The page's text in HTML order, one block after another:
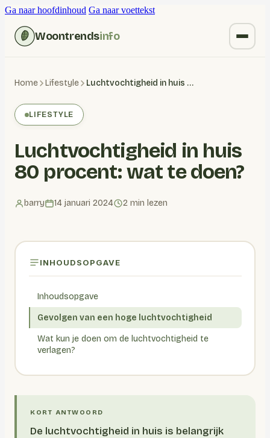
Ga naar hoofdinhoud Ga naar voettekst
Woontrendsinfo
Kruiden vervangen
Wonen
Blogs
Home Lifestyle Luchtvochtigheid in huis 80 procent: wat te doen?
LIFESTYLE
Luchtvochtigheid in huis
80 procent: wat te doen?
barry 14 januari 2024 2 min lezen
INHOUDSOPGAVE
Inhoudsopgave
Gevolgen van een hoge luchtvochtigheid
Wat kun je doen om de luchtvochtigheid te
verlagen?
De luchtvochtigheid in huis is belangrijk